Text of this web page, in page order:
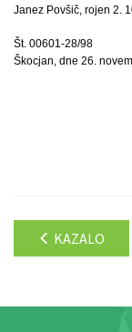
Janez Povšič, rojen 2.
Št. 00601-28/98
Škocjan, dne 26.
KAZALO